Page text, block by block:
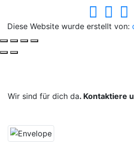
Diese Website wurde erstellt von:
Wir sind für dich da. Kontaktiere